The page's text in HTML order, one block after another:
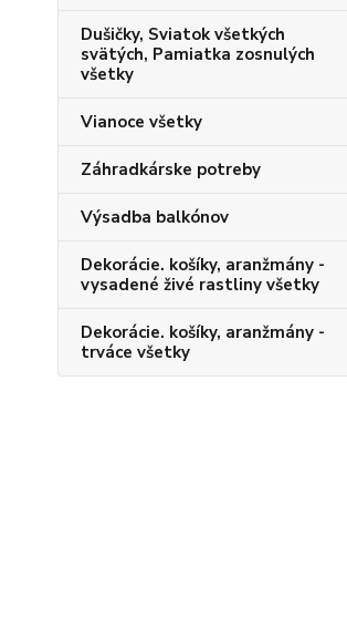
Dušičky, Sviatok všetkých
svätých, Pamiatka zosnulých
všetky
Vianoce všetky
Záhradkárske potreby
Výsadba balkónov
Dekorácie. košíky, aranžmány -
vysadené živé rastliny všetky
Dekorácie. košíky, aranžmány -
trváce všetky